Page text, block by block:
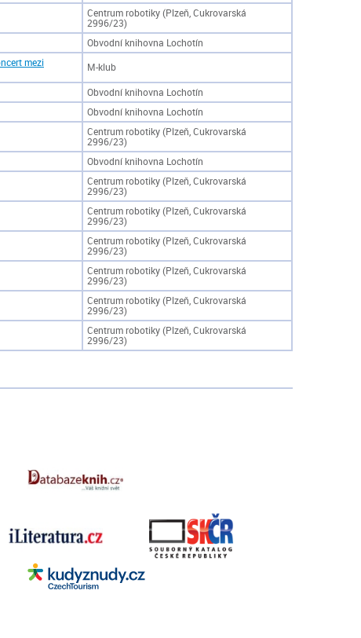
Centrum robotiky (Plzeň, Cukrovarská
2996/23)
Obvodní knihovna Lochotín
mezi
M-klub
Obvodní knihovna Lochotín
Obvodní knihovna Lochotín
Centrum robotiky (Plzeň, Cukrovarská
2996/23)
Obvodní knihovna Lochotín
Centrum robotiky (Plzeň, Cukrovarská
2996/23)
Centrum robotiky (Plzeň, Cukrovarská
2996/23)
Centrum robotiky (Plzeň, Cukrovarská
2996/23)
Centrum robotiky (Plzeň, Cukrovarská
2996/23)
Centrum robotiky (Plzeň, Cukrovarská
2996/23)
Centrum robotiky (Plzeň, Cukrovarská
2996/23)